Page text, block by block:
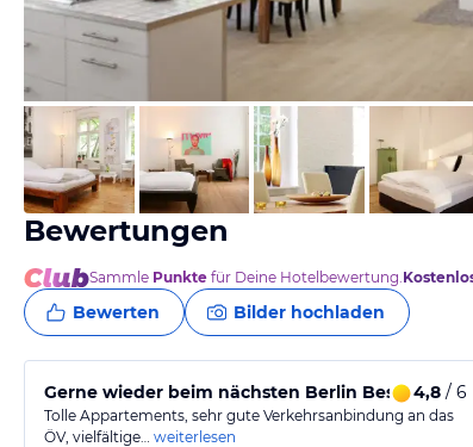
vom Hotelier, Januar 2011
Bewertungen
Sammle Punkte für Deine Hotelbewertung.
Bewerten Bilder hochladen
Gerne wieder beim nächsten Berlin Besuch4,8 / 6
Tolle Appartements, sehr gute Verkehrsanbindung an das
ÖV, vielfältige… weiterlesen